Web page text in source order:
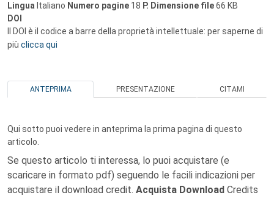
Lingua Italiano Numero pagine 18 P. Dimensione file66 KB
DOI
Il DOI è il codice a barre della proprietà intellettuale: per saperne di
più clicca qui
ANTEPRIMA PRESENTAZIONE CITAMI
Qui sotto puoi vedere in anteprima la prima pagina di questo
articolo.
Se questo articolo ti interessa, lo puoi acquistare (e
scaricare in formato pdf) seguendo le facili indicazioni per
acquistare il download credit. Acquista Download Credits